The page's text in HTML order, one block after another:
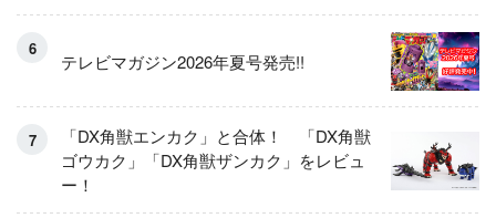
テレビマガジン2026年夏号発売!!
「DX角獣エンカク」と合体！ 「DX角獣
ゴウカク」「DX角獣ザンカク」をレビュ
ー！